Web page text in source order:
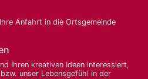
Anfahrt in die Ortsgemeinde
Ihren kreativen Ideen interessiert,
unser Lebensgefühl in der